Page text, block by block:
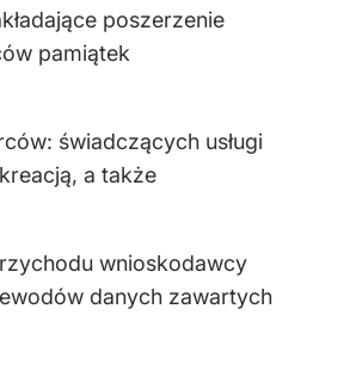
poszerzenie
pamiątek
świadczących usługi
a także
wnioskodawcy
danych zawartych